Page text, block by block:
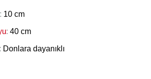
: 10 cm
: 40 cm
: Donlara dayanıklı